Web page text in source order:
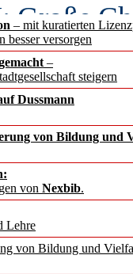
– mit kuratierten
besser versorgen
–
steigern
Dussmann
von Bildung und
von Nexbib.
Lehre
von Bildung und
Große
–